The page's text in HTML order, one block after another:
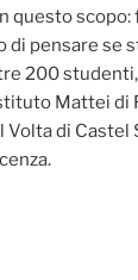
questo scopo:
di pensare se
200
Mattei di
Volta di Castel